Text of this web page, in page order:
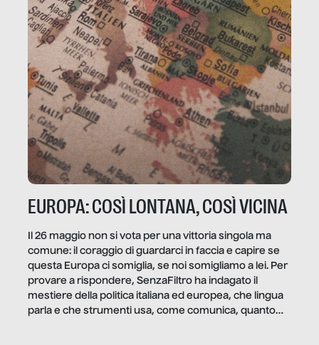
EUROPA: COSÌ LONTANA, COSÌ VICINA
Il 26 maggio non si vota per una vittoria singola ma
comune: il coraggio di guardarci in faccia e capire se
questa Europa ci somiglia, se noi somigliamo a lei. Per
provare a rispondere, SenzaFiltro ha indagato il
mestiere della politica italiana ed europea, che lingua
parla e che strumenti usa, come comunica, quanto